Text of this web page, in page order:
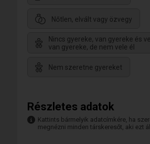
Nőtlen, elvált vagy özvegy
Nincs gyereke, van gyereke és
van gyereke, de nem vele él
Nem szeretne gyereket
Részletes adatok
Kattints bármelyik adatcímkére, ha
megnézni minden társkeresőt, aki ezt